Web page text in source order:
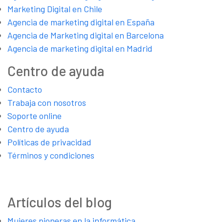
Marketing Digital en Chile
Agencia de marketing digital en España
Agencia de Marketing digital en Barcelona
Agencia de marketing digital en Madrid
Centro de ayuda
Contacto
Trabaja con nosotros
Soporte online
Centro de ayuda
Políticas de privacidad
Términos y condiciones
Artículos del blog